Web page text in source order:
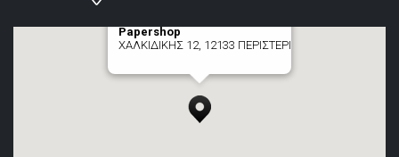
Papershop
ΧΑΛΚΙΔΙΚΗΣ 12, 12133 ΠΕΡΙΣΤΕΡΙ